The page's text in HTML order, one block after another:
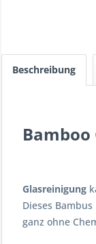
Beschreibung
Glasreinigung
Dieses
ganz ohne